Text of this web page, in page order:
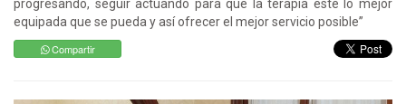
progresando, seguir actuando para que la terapia esté lo mejor
equipada que se pueda y así ofrecer el mejor servicio posible”
Compartir